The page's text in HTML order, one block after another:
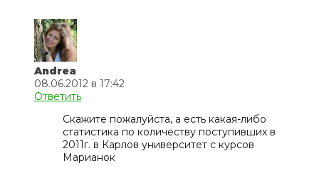
Andrea
08.06.2012 в 17:42
Ответить
Скажите пожалуйста, а есть какая-либо
статистика по количеству поступивших в
2011г. в Карлов университет с курсов
Марианок